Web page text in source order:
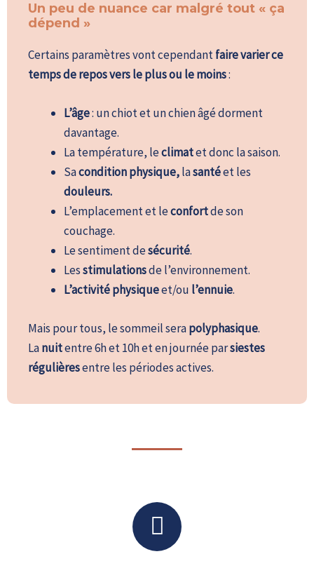
Un peu de nuance car malgré tout « ça
dépend »
Certains paramètres vont cependantfaire varier ce
temps de repos vers le plus ou le moins:
L’âge: un chiot et un chien âgé dorment
davantage.
La température, leclimatet donc la saison.
Sacondition physique,lasantéet les
douleurs.
L’emplacement et leconfortde son
couchage.
Le sentiment desécurité.
Lesstimulationsde l’environnement.
L’activité physiqueet/ou l’ennuie.
Mais pour tous, le sommeil serapolyphasique.
Lanuitentre 6h et 10h et en journée parsiestes
régulièresentre les périodes actives.